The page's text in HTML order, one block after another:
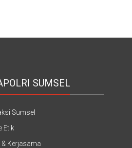
SUMSEL
Sumsel
Etik
& Kerjasama